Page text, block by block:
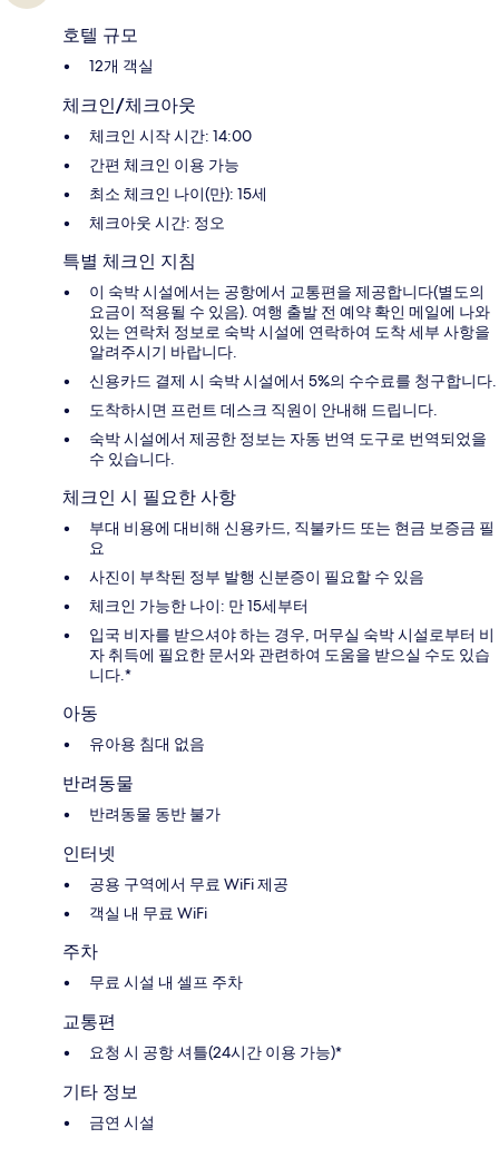
호텔 규모
12개 객실
체크인/체크아웃
체크인 시작 시간: 14:00
간편 체크인 이용 가능
최소 체크인 나이(만): 15세
체크아웃 시간: 정오
특별 체크인 지침
이 숙박 시설에서는 공항에서 교통편을 제공합니다(별도의
요금이 적용될 수 있음). 여행 출발 전 예약 확인 메일에 나와
있는 연락처 정보로 숙박 시설에 연락하여 도착 세부 사항을
알려주시기 바랍니다.
신용카드 결제 시 숙박 시설에서 5%의 수수료를 청구합니다.
도착하시면 프런트 데스크 직원이 안내해 드립니다.
숙박 시설에서 제공한 정보는 자동 번역 도구로 번역되었을
수 있습니다.
체크인 시 필요한 사항
부대 비용에 대비해 신용카드, 직불카드 또는 현금 보증금 필
요
사진이 부착된 정부 발행 신분증이 필요할 수 있음
체크인 가능한 나이: 만 15세부터
입국 비자를 받으셔야 하는 경우, 머무실 숙박 시설로부터 비
자 취득에 필요한 문서와 관련하여 도움을 받으실 수도 있습
니다.*
아동
유아용 침대 없음
반려동물
반려동물 동반 불가
인터넷
공용 구역에서 무료 WiFi 제공
객실 내 무료 WiFi
주차
무료 시설 내 셀프 주차
교통편
요청 시 공항 셔틀(24시간 이용 가능)*
기타 정보
금연 시설